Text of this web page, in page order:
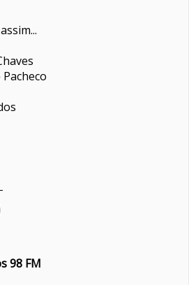
98 FM